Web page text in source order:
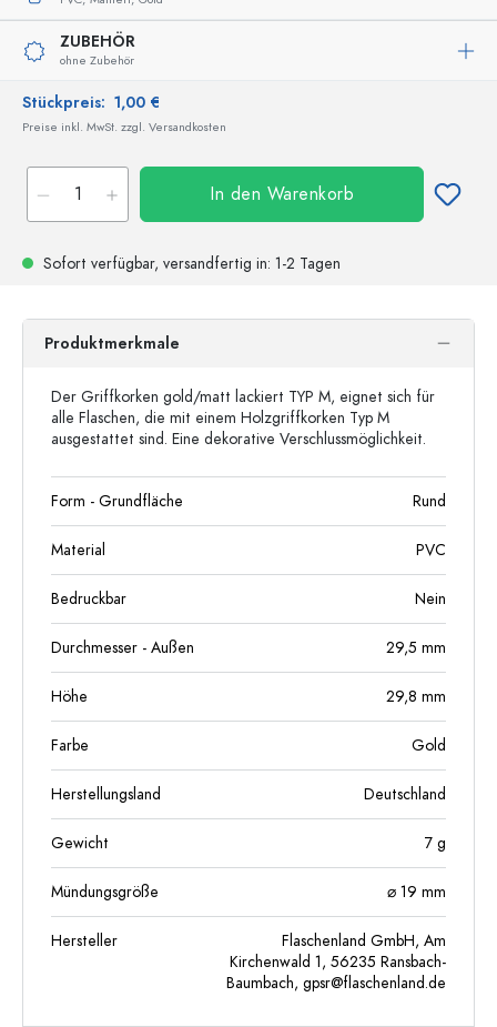
ZUBEHÖR
ohne Zubehör
Stückpreis: 1,00 €
Preise inkl. MwSt. zzgl. Versandkosten
In den Warenkorb
Sofort verfügbar, versandfertig in: 1-2 Tagen
Produktmerkmale
Der Griffkorken gold/matt lackiert TYP M, eignet sich für
alle Flaschen, die mit einem Holzgriffkorken Typ M
ausgestattet sind. Eine dekorative Verschlussmöglichkeit.
Form - Grundfläche Rund
Material PVC
Bedruckbar Nein
Durchmesser - Außen 29,5 mm
Höhe 29,8 mm
Farbe Gold
Herstellungsland Deutschland
Gewicht 7 g
Mündungsgröße ⌀ 19 mm
Hersteller
Flaschenland GmbH, Am
Kirchenwald 1, 56235 Ransbach-
Baumbach, gpsr@flaschenland.de